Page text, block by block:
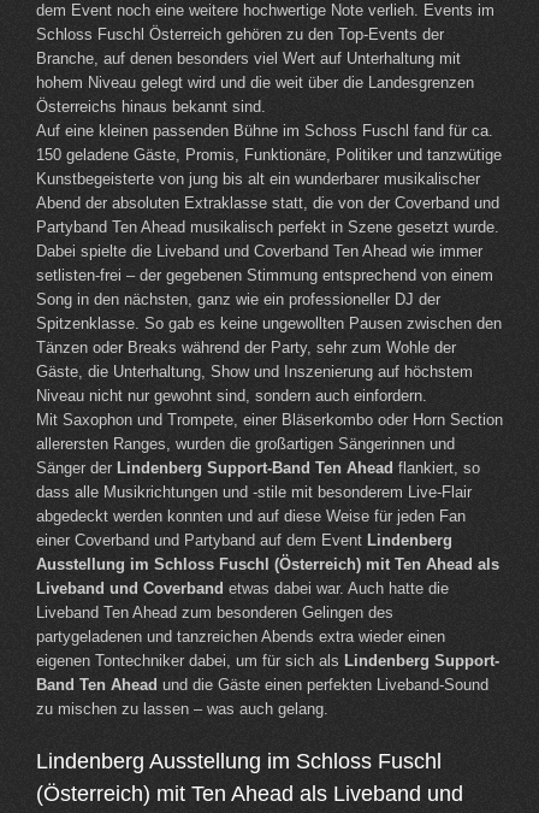
dem Event noch eine weitere hochwertige Note verlieh. Events im
Schloss Fuschl Österreich gehören zu den Top-Events der
Branche, auf denen besonders viel Wert auf Unterhaltung mit
hohem Niveau gelegt wird und die weit über die Landesgrenzen
Österreichs hinaus bekannt sind.
Auf eine kleinen passenden Bühne im Schoss Fuschl fand für ca.
150 geladene Gäste, Promis, Funktionäre, Politiker und tanzwütige
Kunstbegeisterte von jung bis alt ein wunderbarer musikalischer
Abend der absoluten Extraklasse statt, die von der Coverband und
Partyband Ten Ahead musikalisch perfekt in Szene gesetzt wurde.
Dabei spielte die Liveband und Coverband Ten Ahead wie immer
setlisten-frei – der gegebenen Stimmung entsprechend von einem
Song in den nächsten, ganz wie ein professioneller DJ der
Spitzenklasse. So gab es keine ungewollten Pausen zwischen den
Tänzen oder Breaks während der Party, sehr zum Wohle der
Gäste, die Unterhaltung, Show und Inszenierung auf höchstem
Niveau nicht nur gewohnt sind, sondern auch einfordern.
Mit Saxophon und Trompete, einer Bläserkombo oder Horn Section
allerersten Ranges, wurden die großartigen Sängerinnen und
Sänger der Lindenberg Support-Band Ten Ahead flankiert, so
dass alle Musikrichtungen und -stile mit besonderem Live-Flair
abgedeckt werden konnten und auf diese Weise für jeden Fan
einer Coverband und Partyband auf dem Event Lindenberg
Ausstellung im Schloss Fuschl (Österreich) mit Ten Ahead als
Liveband und Coverband etwas dabei war. Auch hatte die
Liveband Ten Ahead zum besonderen Gelingen des
partygeladenen und tanzreichen Abends extra wieder einen
eigenen Tontechniker dabei, um für sich als Lindenberg Support-
Band Ten Ahead und die Gäste einen perfekten Liveband-Sound
zu mischen zu lassen – was auch gelang.
Lindenberg Ausstellung im Schloss Fuschl
(Österreich) mit Ten Ahead als Liveband und